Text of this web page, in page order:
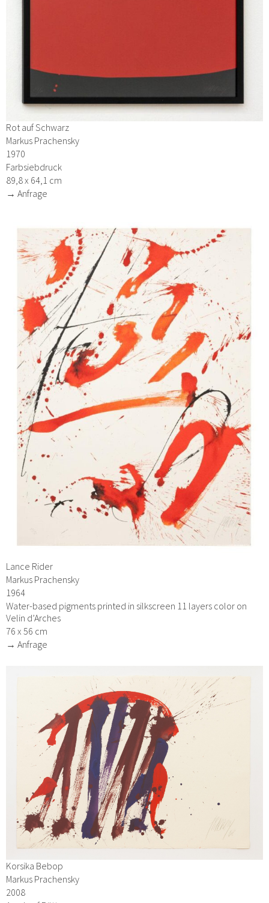
Rot auf Schwarz
Markus Prachensky
1970
Farbsiebdruck
89,8 x 64,1 cm
→ Anfrage
Lance Rider
Markus Prachensky
1964
Water-based pigments printed in silkscreen 11 layers color on
Velin d’Arches
76 x 56 cm
→ Anfrage
Korsika Bebop
Markus Prachensky
2008